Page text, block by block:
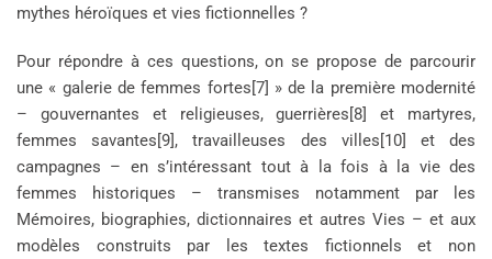
mythes héroïques et vies fictionnelles ?
Pour répondre à ces questions, on se propose de parcourir
une « galerie de femmes fortes[7] » de la première modernité
– gouvernantes et religieuses, guerrières[8] et martyres,
femmes savantes[9], travailleuses des villes[10] et des
campagnes – en s’intéressant tout à la fois à la vie des
femmes historiques – transmises notamment par les
Mémoires, biographies, dictionnaires et autres Vies – et aux
modèles construits par les textes fictionnels et non